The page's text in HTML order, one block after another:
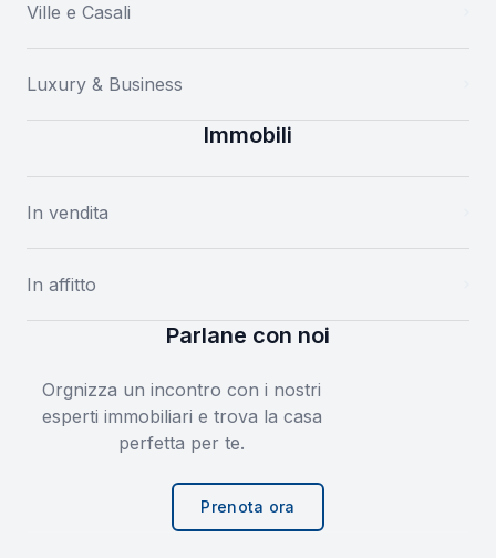
Ville e Casali
Luxury & Business
Immobili
In vendita
In affitto
Parlane con noi
Orgnizza un incontro con i nostri
esperti immobiliari e trova la casa
perfetta per te.
Prenota ora